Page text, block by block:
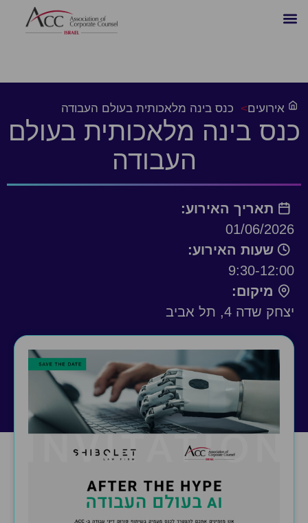
אירועים> כנס בינה מלאכותית בעולם העבודה
כנס בינה מלאכותית בעולם
העבודה
תאריך האירוע:
01/06/2026
שעות האירוע:
9:30-12:00
מיקום:
יצחק שדה 4, תל אביב